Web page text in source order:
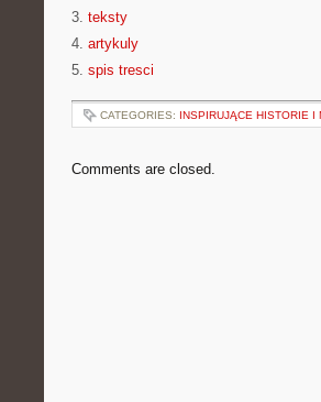
3. teksty
4. artykuly
5. spis tresci
CATEGORIES: INSPIRUJĄCE HISTORIE I
Comments are closed.